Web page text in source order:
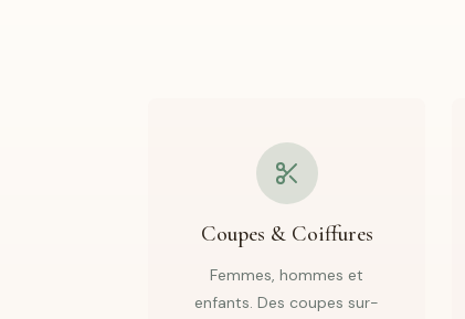
Coupes & Coiffures
Femmes, hommes et
enfants. Des coupes sur-